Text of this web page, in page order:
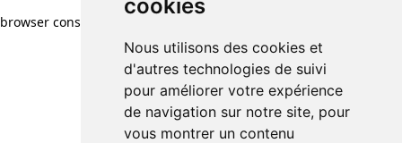
cookies
Nous utilisons des cookies et
d'autres technologies de suivi
pour améliorer votre expérience
de navigation sur notre site, pour
vous montrer un contenu
browser console for more information)